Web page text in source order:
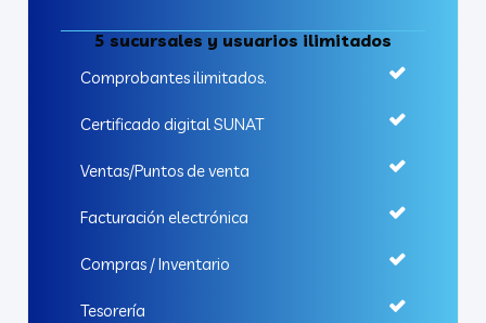
5 sucursales y usuarios ilimitados
Comprobantes ilimitados.
Certificado digital SUNAT
Ventas/Puntos de venta​
Facturación electrónica​
Compras / Inventario
Tesorería